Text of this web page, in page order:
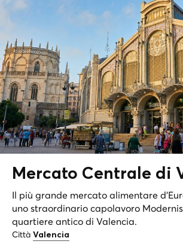
Mercato Centrale di
Il più grande mercato alimentare
uno straordinario capolavoro
quartiere antico di Valencia.
Città Valencia